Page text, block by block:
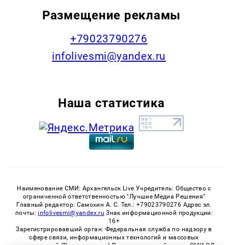
Размещение рекламы
+79023790276
infolivesmi@yandex.ru
Наша статистика
Наименование СМИ: Архангельск Live Учредитель: Общество с
ограниченной ответственностью "Лучшие Медиа Решения"
Главный редактор: Самохин А. С. Тел.: +79023790276 Адрес эл.
почты: infolivesmi@yandex.ru Знак информационной продукции:
16+
Зарегистрировавший орган: Федеральная служба по надзору в
сфере связи, информационных технологий и массовых